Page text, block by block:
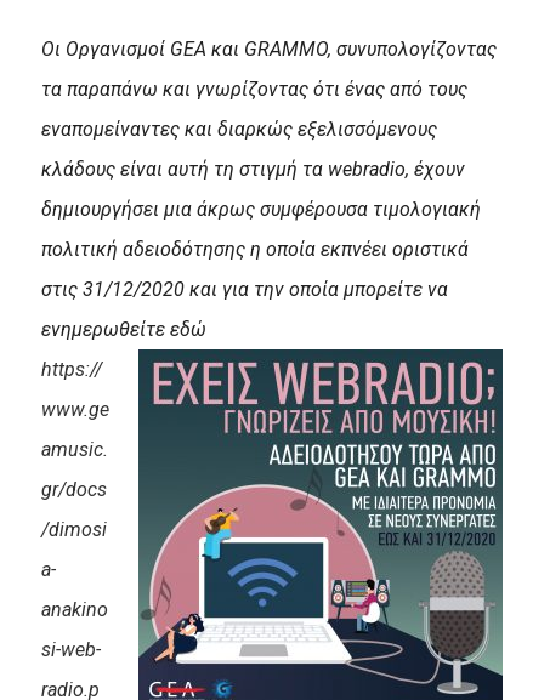
Οι Οργανισμοί GEA και GRAMMO, συνυπολογίζοντας
τα παραπάνω και γνωρίζοντας ότι ένας από τους
εναπομείναντες και διαρκώς εξελισσόμενους
κλάδους είναι αυτή τη στιγμή τα webradio, έχουν
δημιουργήσει μια άκρως συμφέρουσα τιμολογιακή
πολιτική αδειοδότησης η οποία εκπνέει οριστικά
στις 31/12/2020 και για την οποία μπορείτε να
ενημερωθείτε εδώ
https://
www.ge
amusic.
gr/docs
/dimosi
a-
anakino
si-web-
radio.p